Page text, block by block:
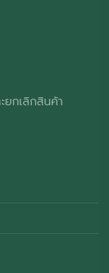
ยกเลิกสินค้า